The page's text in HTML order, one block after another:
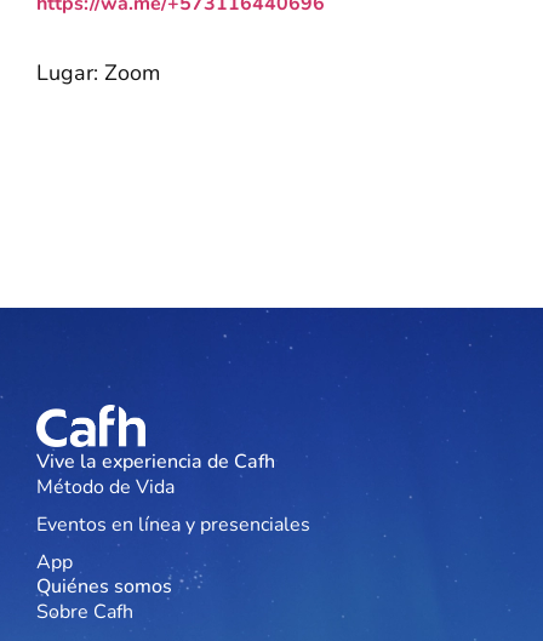
Lugar: Zoom
Vive la experiencia de Cafh
Método de Vida
Eventos en línea y presenciales
App
Quiénes somos
Sobre Cafh